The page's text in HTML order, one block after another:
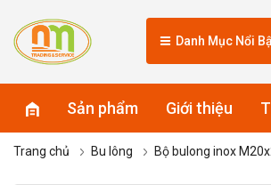
Danh Mục Nổi
Sản phẩm Giới thiệu
Trang chủ Bu lông Bộ bulong inox